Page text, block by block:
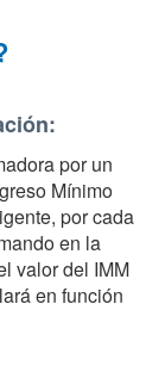
por un
Mínimo
por cada
en la
valor del IMM
en función